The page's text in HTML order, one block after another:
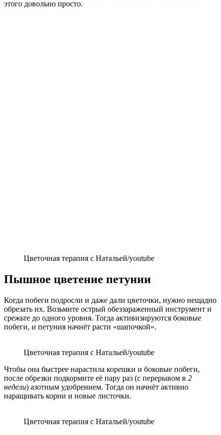
этого довольно просто.
Цветочная терапия с Натальей/youtube
Пышное цветение петунии
Когда побеги подросли и даже дали цветочки, нужно нещадно
обрезать их. Возьмите острый обеззараженный инструмент и
срежьте до одного уровня. Тогда активизируются боковые
побеги, и петуния начнёт расти «шапочкой».
Цветочная терапия с Натальей/youtube
Чтобы она быстрее нарастила корешки и боковые побеги,
после обрезки подкормите её пару раз (с перерывом в 2
недели) азотным удобрением. Тогда он начнёт активно
наращивать корни и новые листочки.
Цветочная терапия с Натальей/youtube